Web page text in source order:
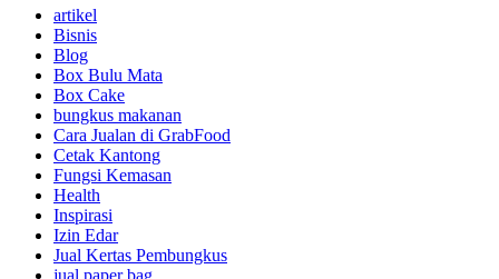
artikel
Bisnis
Blog
Box Bulu Mata
Box Cake
bungkus makanan
Cara Jualan di GrabFood
Cetak Kantong
Fungsi Kemasan
Health
Inspirasi
Izin Edar
Jual Kertas Pembungkus
jual paper bag